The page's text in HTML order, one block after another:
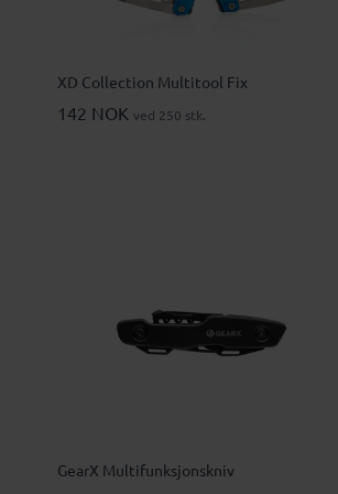
XD Collection Multitool Fix
142 NOK ved 250 stk.
GearX Multifunksjonskniv